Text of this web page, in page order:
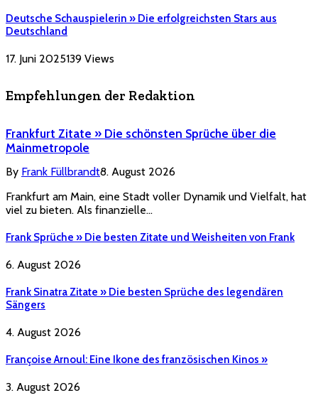
Deutsche Schauspielerin » Die erfolgreichsten Stars aus
Deutschland
17. Juni 2025139 Views
Empfehlungen der Redaktion
Frankfurt Zitate » Die schönsten Sprüche über die
Mainmetropole
By Frank Füllbrandt8. August 2026
Frankfurt am Main, eine Stadt voller Dynamik und Vielfalt, hat
viel zu bieten. Als finanzielle…
Frank Sprüche » Die besten Zitate und Weisheiten von Frank
6. August 2026
Frank Sinatra Zitate » Die besten Sprüche des legendären
Sängers
4. August 2026
Françoise Arnoul: Eine Ikone des französischen Kinos »
3. August 2026